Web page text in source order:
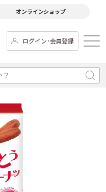
オンラインショップ
ログイン･会員登録